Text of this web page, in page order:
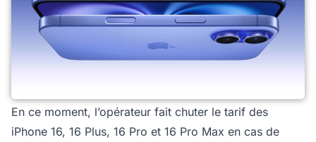
En ce moment, l’opérateur fait chuter le tarif des
iPhone 16, 16 Plus, 16 Pro et 16 Pro Max en cas de